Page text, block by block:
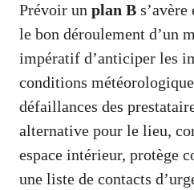
Prévoir un plan B
le bon déroulement d’un
impératif d’anticiper les
conditions
défaillances des
alternative pour le lieu,
espace intérieur, protège
une liste de contacts